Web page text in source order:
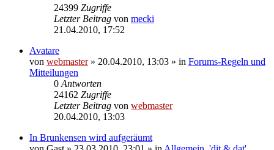
24399 Zugriffe
Letzter Beitrag von mecki
21.04.2010, 17:52
Avatare
von webmaster» 20.04.2010, 13:03 » in Forums-Regeln und
Mitteilungen
0 Antworten
24162 Zugriffe
Letzter Beitrag von webmaster
20.04.2010, 13:03
In Brunkensen wird aufgeräumt